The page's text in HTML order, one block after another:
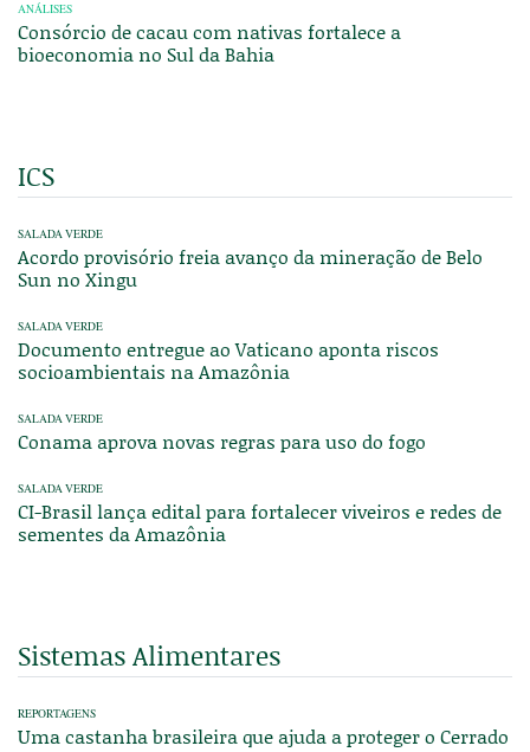
ANÁLISES
Consórcio de cacau com nativas fortalece a
bioeconomia no Sul da Bahia
ICS
SALADA VERDE
Acordo provisório freia avanço da mineração de Belo
Sun no Xingu
SALADA VERDE
Documento entregue ao Vaticano aponta riscos
socioambientais na Amazônia
SALADA VERDE
Conama aprova novas regras para uso do fogo
SALADA VERDE
CI-Brasil lança edital para fortalecer viveiros e redes de
sementes da Amazônia
Sistemas Alimentares
REPORTAGENS
Uma castanha brasileira que ajuda a proteger o Cerrado